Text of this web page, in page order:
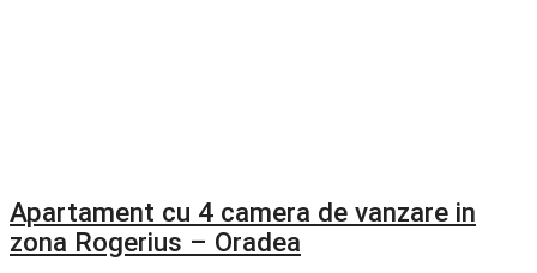
Apartament cu 4 camera de vanzare in
zona Rogerius – Oradea